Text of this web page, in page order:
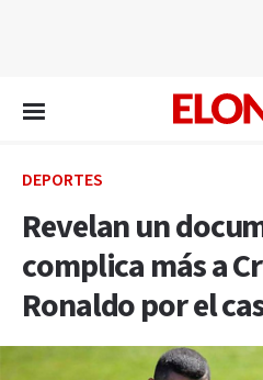
DEPORTES
Revelan un
complica más a
Ronaldo por el